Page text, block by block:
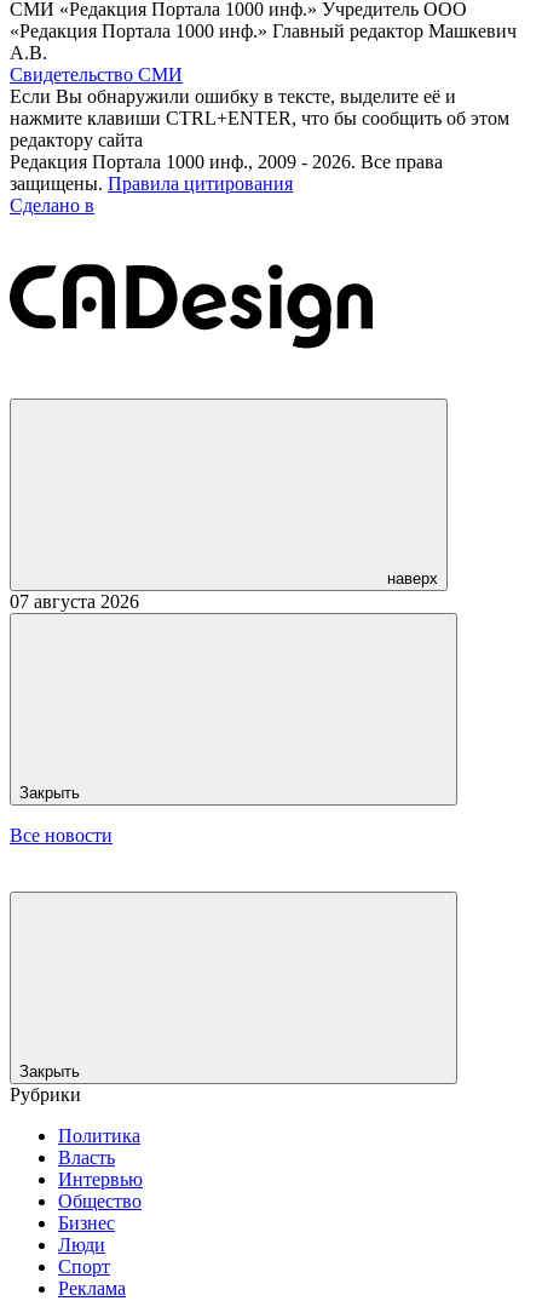
СМИ «Редакция Портала 1000 инф.» Учредитель ООО
«Редакция Портала 1000 инф.» Главный редактор Машкевич
А.В.
Свидетельство СМИ
Если Вы обнаружили ошибку в тексте, выделите её и
нажмите клавиши CTRL+ENTER, что бы сообщить об этом
редактору сайта
Редакция Портала 1000 инф., 2009 - 2026. Все права
защищены. Правила цитирования
Сделано в
наверх
07 августа 2026
Закрыть
Все новости
Закрыть
Рубрики
Политика
Власть
Интервью
Общество
Бизнес
Люди
Спорт
Реклама